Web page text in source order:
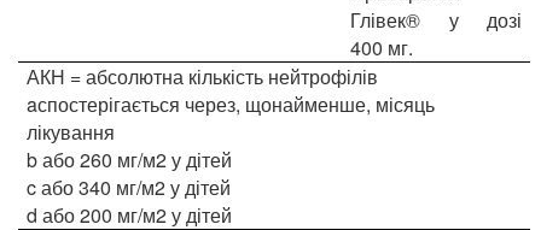
Глівек® у дозі
400 мг.
АКН = абсолютна кількість нейтрофілів
aспостерігається через, щонайменше, місяць
лікування
b або 260 мг/м2 у дітей
c або 340 мг/м2 у дітей
d або 200 мг/м2 у дітей